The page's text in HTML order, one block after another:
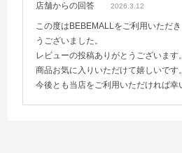
店舗からの回答 2026.3.12
この度はBEBEMALLをご利用いただ
うございました。
レビューの投稿ありがとうございます。
商品お気に入りいただけて嬉しいです。
今後とも当店をご利用いただければ幸